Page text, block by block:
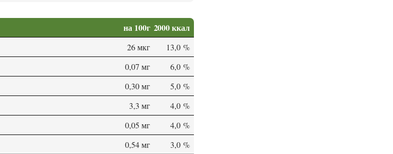
на 100г 2000 ккал
26 мкг
13,0 %
0,07 мг
6,0 %
0,30 мг
5,0 %
3,3 мг
4,0 %
0,05 мг
4,0 %
0,54 мг
3,0 %